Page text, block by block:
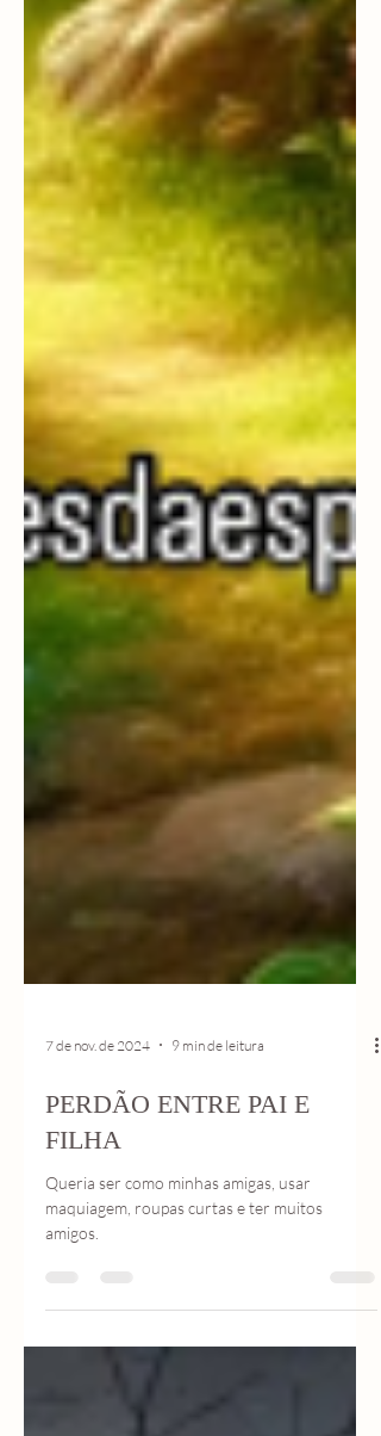
7 de nov. de 2024 9 min de leitura
PERDÃO ENTRE PAI E
FILHA
Queria ser como minhas amigas, usar